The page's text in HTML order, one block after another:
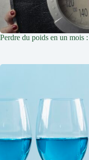
Perdre du poids en un mois